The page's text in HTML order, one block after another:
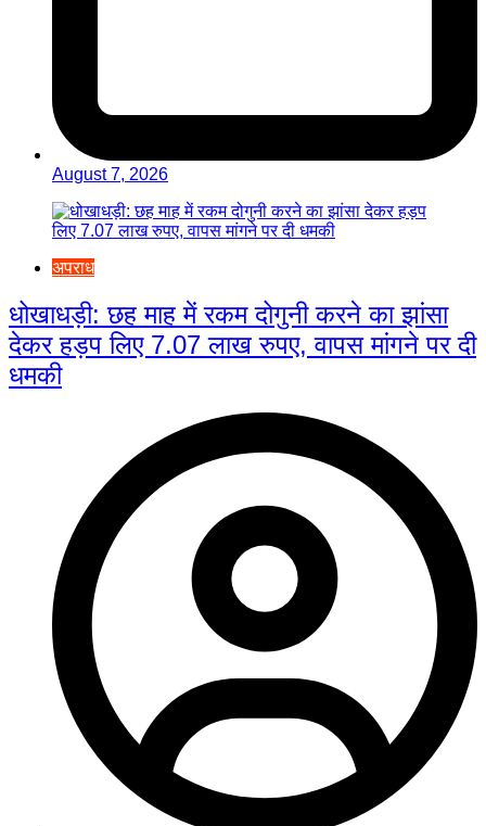
August 7, 2026
अपराध
धोखाधड़ी: छह माह में रकम दोगुनी करने का झांसा
देकर हड़प लिए 7.07 लाख रुपए, वापस मांगने पर दी
धमकी